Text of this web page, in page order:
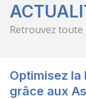
Retrouvez toute
Optimisez la
grâce aux